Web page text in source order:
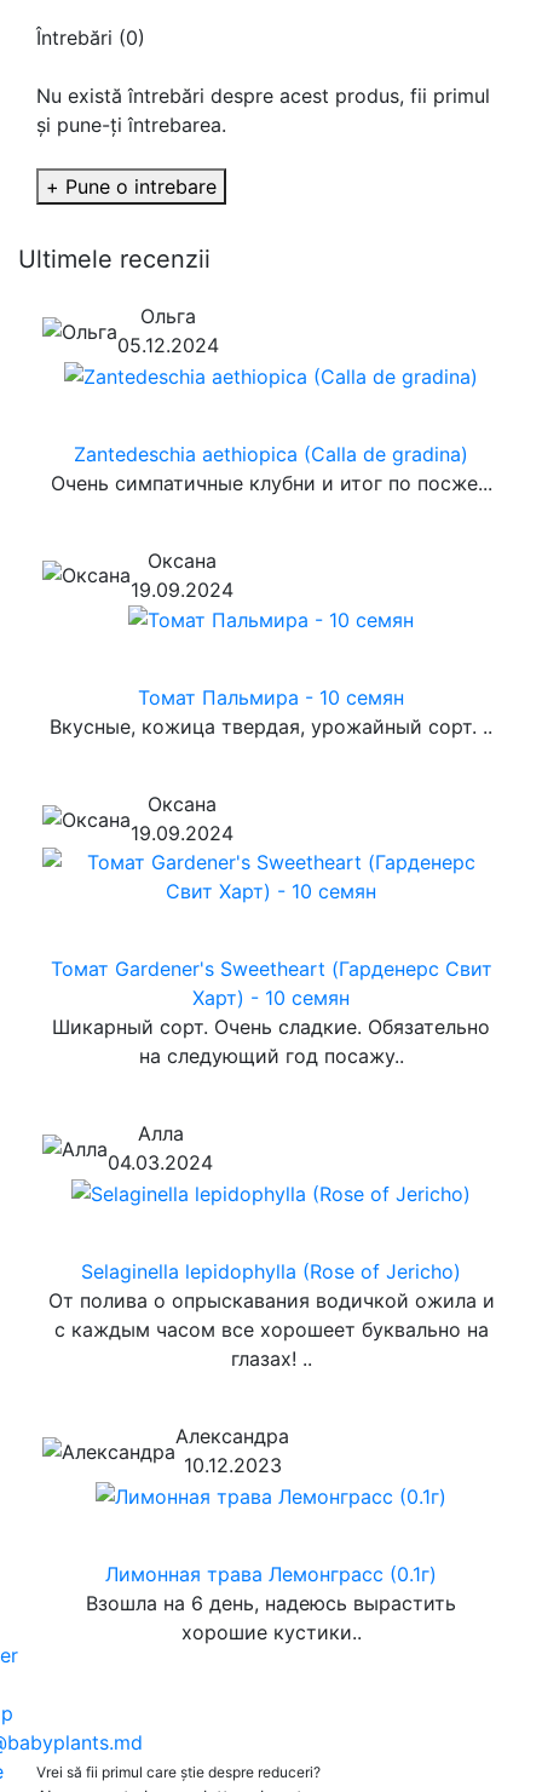
Întrebări (0)
Nu există întrebări despre acest produs, fii primul
și pune-ți întrebarea.
+ Pune o intrebare
Ultimele recenzii
Ольга
05.12.2024
Zantedeschia aethiopica (Calla de gradina)
Очень симпатичные клубни и итог по посже...
Оксана
19.09.2024
Томат Пальмира - 10 семян
Вкусные, кожица твердая, урожайный сорт. ..
Оксана
19.09.2024
Томат Gardener's Sweetheart (Гарденерс Свит
Харт) - 10 семян
Шикарный сорт. Очень сладкие. Обязательно
на следующий год посажу..
Алла
04.03.2024
Selaginella lepidophylla (Rose of Jericho)
От полива о опрыскавания водичкой ожила и
с каждым часом все хорошеет буквально на
глазах! ..
Александра
10.12.2023
Лимонная трава Лемонграсс (0.1г)
Взошла на 6 день, надеюсь вырастить
хорошие кустики..
Vrei să fii primul care știe despre reduceri?